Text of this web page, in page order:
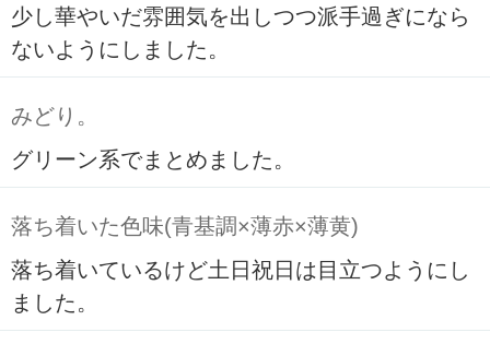
少し華やいだ雰囲気を出しつつ派手過ぎになら
ないようにしました。
みどり。
グリーン系でまとめました。
落ち着いた色味(青基調×薄赤×薄黄)
落ち着いているけど土日祝日は目立つようにし
ました。